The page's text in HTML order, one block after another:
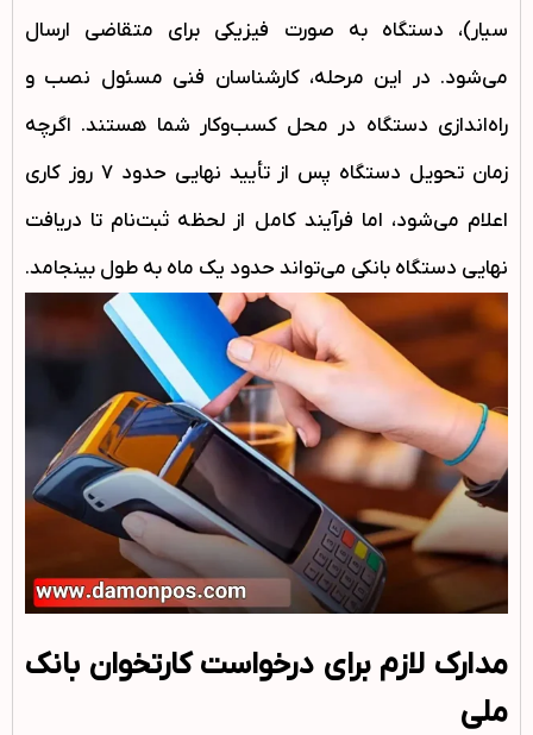
سیار)، دستگاه به صورت فیزیکی برای متقاضی ارسال
می‌شود. در این مرحله، کارشناسان فنی مسئول نصب و
راه‌اندازی دستگاه در محل کسب‌وکار شما هستند. اگرچه
زمان تحویل دستگاه پس از تأیید نهایی حدود ۷ روز کاری
اعلام می‌شود، اما فرآیند کامل از لحظه ثبت‌نام تا دریافت
نهایی دستگاه بانکی می‌تواند حدود یک ماه به طول بینجامد.
مدارک لازم برای درخواست کارتخوان بانک
ملی